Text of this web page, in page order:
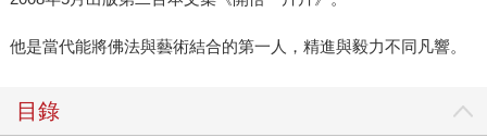
他是當代能將佛法與藝術結合的第一人，精進與毅力不同凡響。
目錄